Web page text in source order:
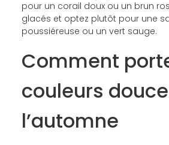
pour un corail doux ou un brun
glacés et optez plutôt pour une
poussiéreuse ou un vert sauge.
Comment
couleurs
l’automne